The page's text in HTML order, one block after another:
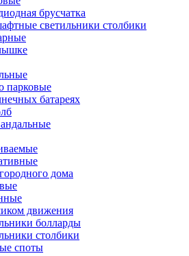
брусчатка
светильники столбики
парковые
батареях
дома
движения
болларды
столбики
споты